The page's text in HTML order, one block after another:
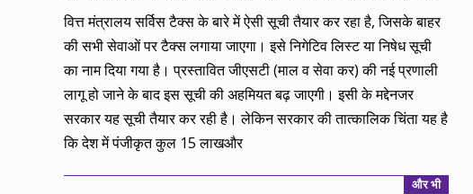
08-
23
वित्त मंत्रालय सर्विस टैक्स के बारे में ऐसी सूची तैयार कर रहा है, जिसके बाहर
की सभी सेवाओं पर टैक्स लगाया जाएगा। इसे निगेटिव लिस्ट या निषेध सूची
का नाम दिया गया है। प्रस्तावित जीएसटी (माल व सेवा कर) की नई प्रणाली
लागू हो जाने के बाद इस सूची की अहमियत बढ़ जाएगी। इसी के मद्देनजर
सरकार यह सूची तैयार कर रही है। लेकिन सरकार की तात्कालिक चिंता यह है
कि देश में पंजीकृत कुल 15 लाखऔर
और भी